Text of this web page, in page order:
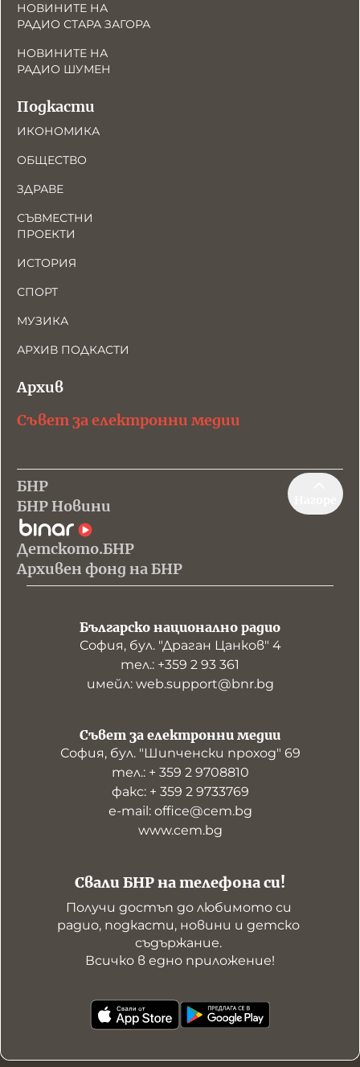
НОВИНИТЕ НА
РАДИО СТАРА ЗАГОРА
НОВИНИТЕ НА
РАДИО ШУМЕН
Подкасти
ИКОНОМИКА
ОБЩЕСТВО
ЗДРАВЕ
СЪВМЕСТНИ
ПРОЕКТИ
ИСТОРИЯ
СПОРТ
МУЗИКА
АРХИВ ПОДКАСТИ
Архив
Съвет за електронни медии
БНР
БНР Новини
Детското.БНР
Архивен фонд на БНР
Българско национално радио
София, бул. "Драган Цанков" 4
тел.: +359 2 93 361
имейл: web.support@bnr.bg
Свали БНР на телефона си!
Получи достъп до любимото си
радио, подкасти, новини и детско
съдържание.
Всичко в едно приложение!
Съвет за електронни медии
София, бул. "Шипченски проход" 69
тел.: + 359 2 9708810
факс: + 359 2 9733769
е-mail: office@cem.bg
www.cem.bg